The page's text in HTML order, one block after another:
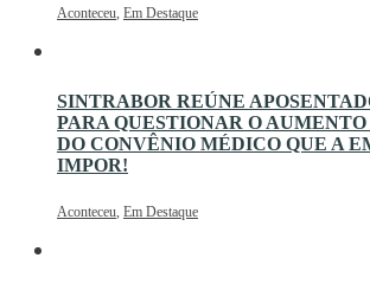
Aconteceu, Em Destaque
SINTRABOR REÚNE
PARA QUESTIONAR O
DO CONVÊNIO MÉDICO QUE A
IMPOR!
Aconteceu, Em Destaque